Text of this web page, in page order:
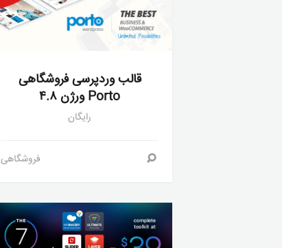
قالب وردپرسی فروشگاهی
Porto ورژن ۴.۸
رایگان
فروشگاهی